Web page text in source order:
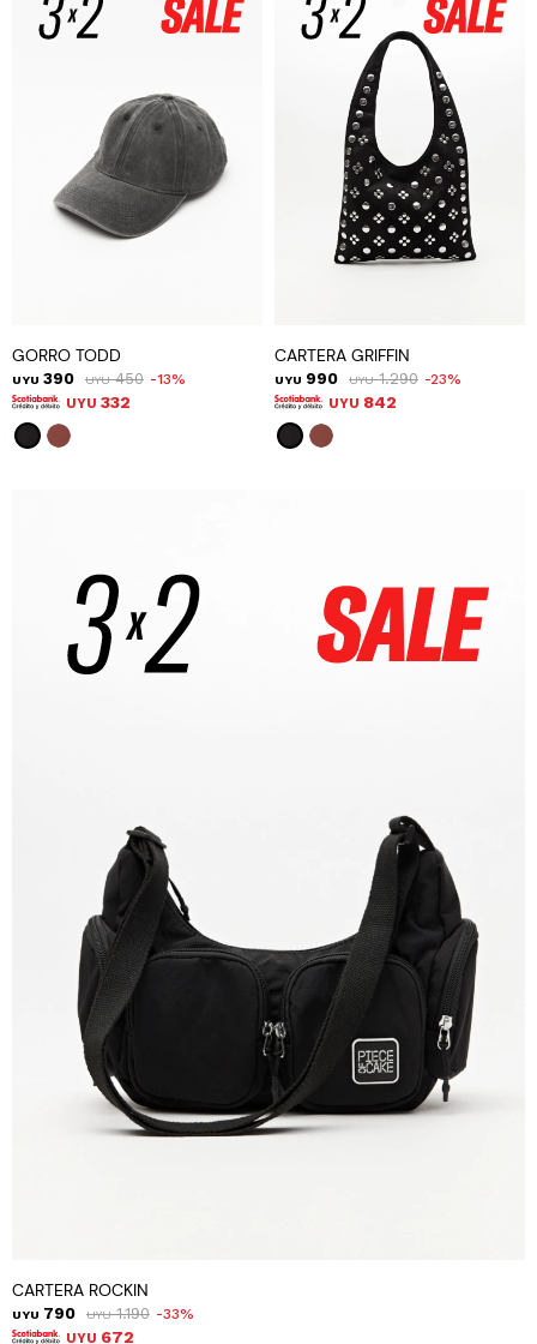
GORRO TODD
UYU 390 UYU 450 13
UYU 332
CARTERA GRIFFIN
UYU 990 UYU 1.290 23
UYU 842
CARTERA ROCKIN
UYU 790 UYU 1.190 33
UYU 672